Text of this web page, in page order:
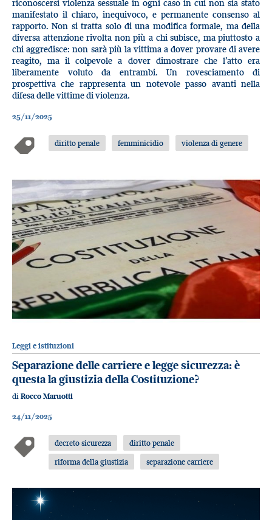
riconoscersi violenza sessuale in ogni caso in cui non sia stato
manifestato il chiaro, inequivoco, e permanente consenso al
rapporto. Non si tratta solo di una modifica formale, ma della
diversa attenzione rivolta non più a chi subisce, ma piuttosto a
chi aggredisce: non sarà più la vittima a dover provare di avere
reagito, ma il colpevole a dover dimostrare che l’atto era
liberamente voluto da entrambi. Un rovesciamento di
prospettiva che rappresenta un notevole passo avanti nella
difesa delle vittime di violenza.
25/11/2025
diritto penale femminicidio violenza di genere
Leggi e istituzioni
Separazione delle carriere e legge sicurezza: è
questa la giustizia della Costituzione?
di Rocco Maruotti
24/11/2025
decreto sicurezza
diritto penale
riforma della giustizia
separazione carriere